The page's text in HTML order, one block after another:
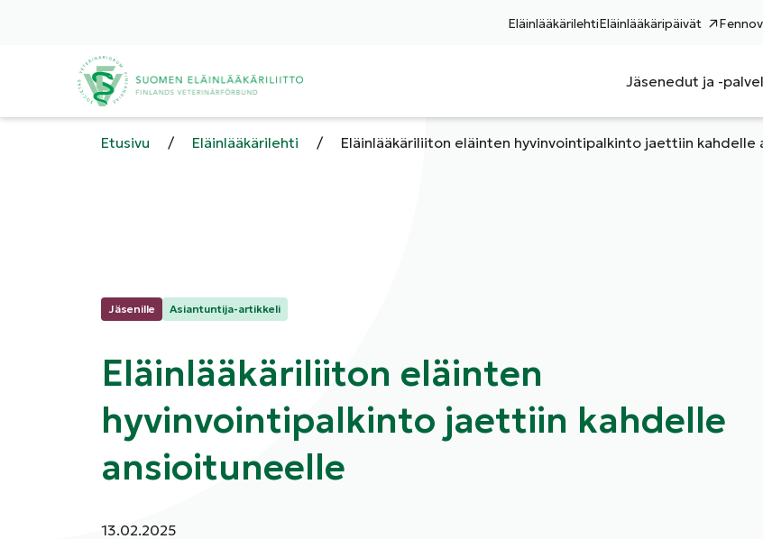
EläinlääkärilehtiEläinlääkäripäivät
Jäsenedut ja -
Etusivu / Eläinlääkärilehti / Eläinlääkäriliiton eläinten hyvinvointipalkinto jaettiin kahdelle
Kategoriat:
Jäsenille Asiantuntija-artikkeli
Eläinlääkäriliiton eläinten
hyvinvointipalkinto jaettiin kahdelle
ansioituneelle
Julkaistu:
13.02.2025